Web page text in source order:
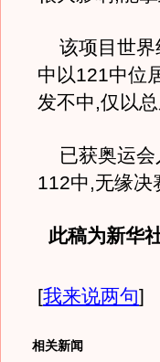
该项目世界
中以121中位
发不中,仅以
已获奥运会
112中,无缘
此稿为新华
[我来说两句]
相关新闻